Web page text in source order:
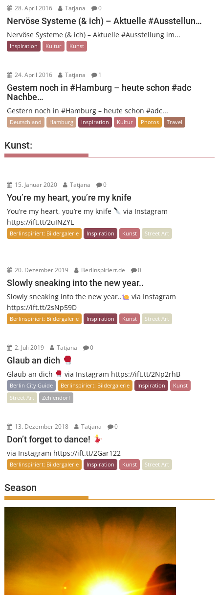
28. April 2016 Tatjana 0
Nervöse Systeme (& ich) – Aktuelle #Ausstellun…
Nervöse Systeme (& ich) – Aktuelle #Ausstellung im...
Inspiration Kultur Kunst
24. April 2016 Tatjana 1
Gestern noch in #Hamburg – heute schon #adc
Nachbe…
Gestern noch in #Hamburg – heute schon #adc...
Deutschland Hamburg Inspiration Kultur Photos Travel
Kunst:
15. Januar 2020 Tatjana 0
You’re my heart, you’re my knife
You’re my heart, you’re my knife
via Instagram
https://ift.tt/2uINZYL
Berlinspiriert: Bildergalerie Inspiration Kunst Street Art
20. Dezember 2019 Berlinspiriert.de 0
Slowly sneaking into the new year..
Slowly sneaking into the new year..
via Instagram
https://ift.tt/2sNp59D
Berlinspiriert: Bildergalerie Inspiration Kunst Street Art
2. Juli 2019 Tatjana 0
Glaub an dich
Glaub an dich via Instagram https://ift.tt/2Np2rhB
Berlin City Guide Berlinspiriert: Bildergalerie Inspiration
Kunst
Street Art
Zehlendorf
13. Dezember 2018 Tatjana 0
Don’t forget to dance!
via Instagram https://ift.tt/2Gar122
Berlinspiriert: Bildergalerie Inspiration Kunst Street Art
Season